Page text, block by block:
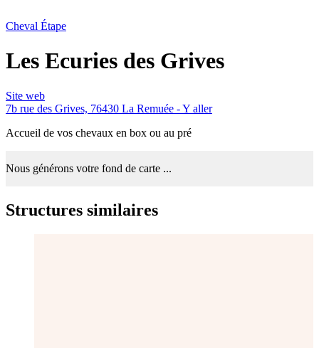
Cheval Étape
Les Ecuries des Grives
Site web
7b rue des Grives, 76430 La Remuée -Y aller
Accueil de vos chevaux en box ou au pré
Nous générons votre fond de carte ...
Structures similaires